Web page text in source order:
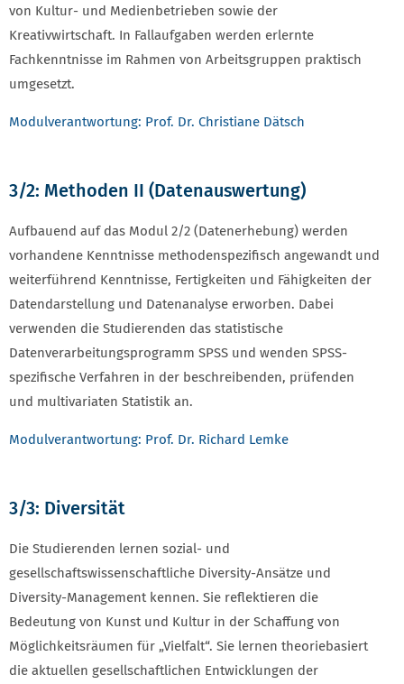
von Kultur- und Medienbetrieben sowie der
Kreativwirtschaft. In Fallaufgaben werden erlernte
Fachkenntnisse im Rahmen von Arbeitsgruppen praktisch
umgesetzt.
Modulverantwortung: Prof. Dr. Christiane Dätsch
3/2: Methoden II (Datenauswertung)
Aufbauend auf das Modul 2/2 (Datenerhebung) werden
vorhandene Kenntnisse methodenspezifisch angewandt und
weiterführend Kenntnisse, Fertigkeiten und Fähigkeiten der
Datendarstellung und Datenanalyse erworben. Dabei
verwenden die Studierenden das statistische
Datenverarbeitungsprogramm SPSS und wenden SPSS-
spezifische Verfahren in der beschreibenden, prüfenden
und multivariaten Statistik an.
Modulverantwortung: Prof. Dr. Richard Lemke
3/3: Diversität
Die Studierenden lernen sozial- und
gesellschaftswissenschaftliche Diversity-Ansätze und
Diversity-Management kennen. Sie reflektieren die
Bedeutung von Kunst und Kultur in der Schaffung von
Möglichkeitsräumen für „Vielfalt“. Sie lernen theoriebasiert
die aktuellen gesellschaftlichen Entwicklungen der